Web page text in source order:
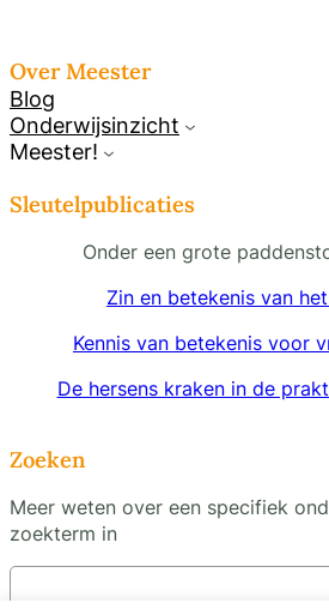
Over Meester
Blog
Onderwijsinzicht
Meester!
Sleutelpublicaties
Onder een grote
Zin en betekenis van
Kennis van betekenis voor
De hersens kraken in de
Zoeken
Meer weten over een specifiek
zoekterm in